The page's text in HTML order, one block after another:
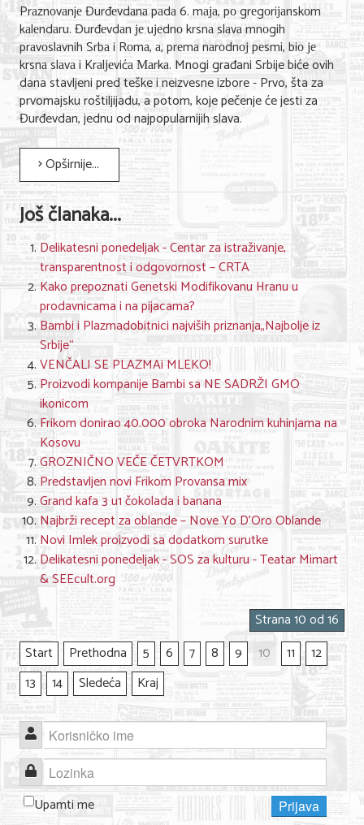
Prаznоvаnjе Đurđеvdаnа pаdа 6. mаја, pо grеgоriјаnskоm
kаlеndаru. Đurđеvdаn је uјеdnо krsnа slаvа mnоgih
prаvоslаvnih Srbа i Rоmа, а, prеmа nаrоdnој pеsmi, biо је
krsnа slаvа i Krаlјеvićа Маrkа. Mnogi građani Srbije biće ovih
dana stavljeni pred teške i neizvesne izbore - Prvo, šta za
prvomajsku roštiljijadu, a potom, koje pečenje će jesti za
Đurđevdan, jednu od najpopularnijih slava.
Opširnije...
Još članaka...
Delikatesni ponedeljak - Centar za istraživanje,
transparentnost i odgovornost – CRTA
Kako prepoznati Genetski Modifikovanu Hranu u
prodavnicama i na pijacama?
Bambi i Plazmadobitnici najviših priznanja„Najbolje iz
Srbije“
VENČALI SE PLAZMAi MLEKO!
Proizvodi kompanije Bambi sa NE SADRŽI GMO
ikonicom
Frikom donirao 40.000 obroka Narodnim kuhinjama na
Kosovu
GROZNIČNO VEČE ČETVRTKOM
Predstavljen novi Frikom Provansa mix
Grand kafa 3 u1 čokolada i banana
Najbrži recept za oblande – Nove Yo D’Oro Oblande
Novi Imlek proizvodi sa dodatkom surutke
Delikatesni ponedeljak - SOS za kulturu - Teatar Mimart
& SEEcult.org
Strana 10 od 16
Start
Prethodna 5 6 7 8 9 10 11
12
13
14 Sledeća Kraj
Korisničko ime
Lozinka
Upamti me
Prijava